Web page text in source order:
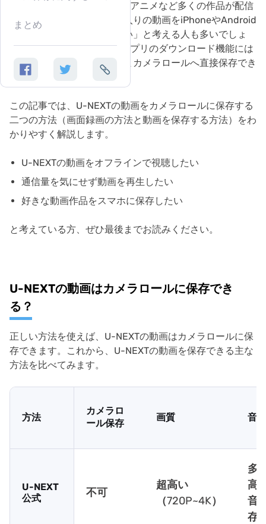
U-NEXTでは映画やドラマ、アニメなど多くの作品が配信
されているため、「お気に入りの動画をiPhoneやAndroid
のカメラロールに保存したい」と考える人も多いでしょ
う。しかし、U-NEXT公式アプリのダウンロード機能には
制限があり、動画をそのままカメラロールへ直接保存でき
ません。
この記事では、U-NEXTの動画をカメラロールに保存する
二つの方法（画面録画の方法と動画を保存する方法）をわ
かりやすく解説します。
U-NEXTの動画をオフラインで視聴したい
通信量を気にせず動画を再生したい
好きな動画作品をスマホに保存したい
と考えている方、ぜひ最後までお読みください。
U-NEXTの動画はカメラロールに保存でき
る？
正しい方法を使えば、U-NEXTの動画はカメラロールに保
存できます。これから、U-NEXTの動画を保存できる主な
方法を比べてみます。
方法
カメラロ
ール保存
画質 音声
U-NEXT
公式
不可
超高い
（720P~4K）
多
高
音
存
まとめ